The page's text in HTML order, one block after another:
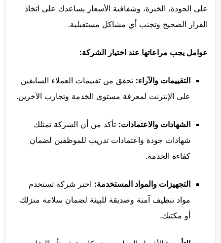
على الجودة، الخبرة، وشفافية الأسعار يساعدك على اتخاذ
القرار الصحيح وتجنب أي مشاكل مستقبلية.
عوامل يجب مراعاتها عند اختيار الشركة:
التقييمات والآراء: تحقق من تقييمات العملاء السابقين
على الإنترنت لمعرفة مستوى الخدمة وتجارب الآخرين.
الشهادات والاعتمادات: تأكد من أن الشركة تمتلك
شهادات جودة واعتمادات تدريب للموظفين لضمان
كفاءة الخدمة.
التجهيزات والمواد المستخدمة: اختر شركة تستخدم
مواد تنظيف آمنة وصديقة للبيئة لضمان سلامة منزلك
أو مكتبك.